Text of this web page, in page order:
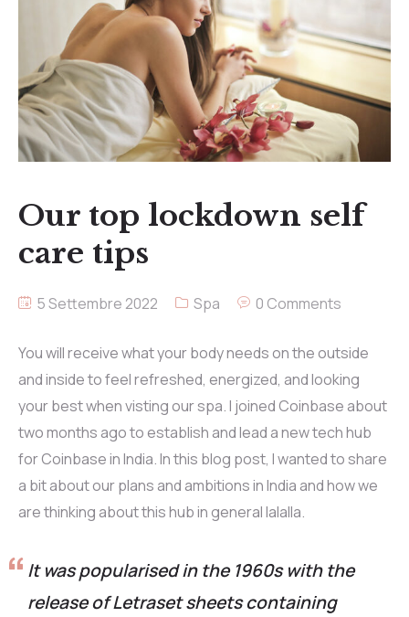
Our top lockdown self
care tips
5 Settembre 2022 Spa 0 Comments
You will receive what your body needs on the outside
and inside to feel refreshed, energized, and looking
your best when visting our spa. I joined Coinbase about
two months ago to establish and lead a new tech hub
for Coinbase in India. In this blog post, I wanted to share
a bit about our plans and ambitions in India and how we
are thinking about this hub in general lalalla.
It was popularised in the 1960s with the
release of Letraset sheets containing